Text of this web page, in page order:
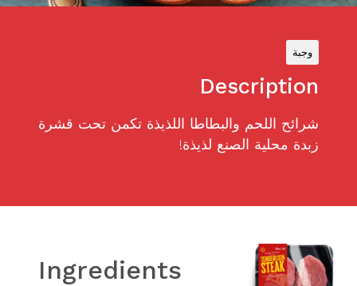
وجبة
Description
شرائح اللحم والبطاطا اللذيذة تكمن تحت قشرة
زبدة محلية الصنع لذيذة!
Ingredients